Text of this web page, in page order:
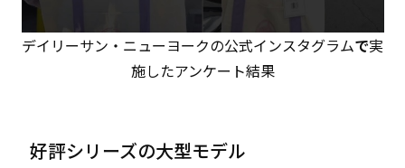
デイリーサン・ニューヨークの公式インスタグラムで実
施したアンケート結果
好評シリーズの大型モデル